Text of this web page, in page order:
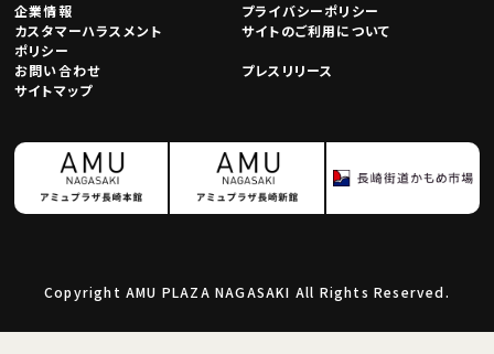
企業情報
プライバシーポリシー
カスタマーハラスメント
ポリシー
サイトのご利用について
お問い合わせ
プレスリリース
サイトマップ
Copyright AMU PLAZA NAGASAKI All Rights Reserved.